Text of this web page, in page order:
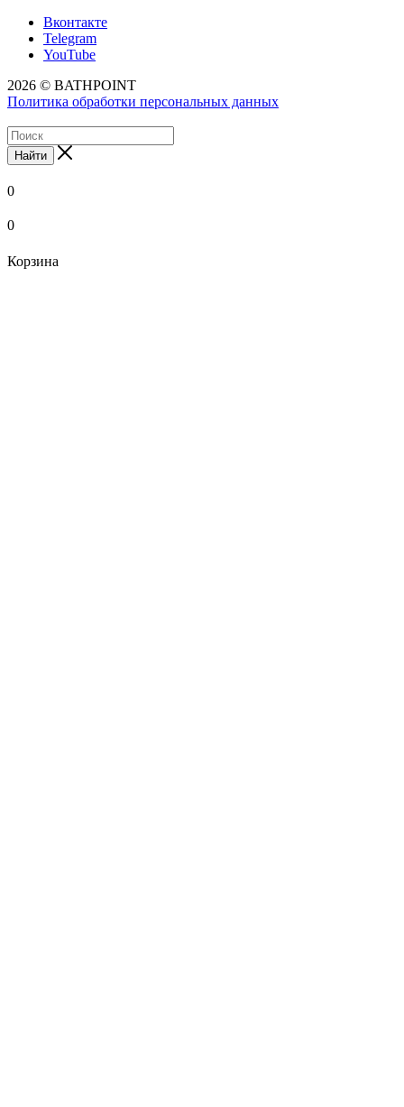
Вконтакте
Telegram
YouTube
2026 © BATHPOINT
Политика обработки персональных данных
Найти
0
0
Корзина